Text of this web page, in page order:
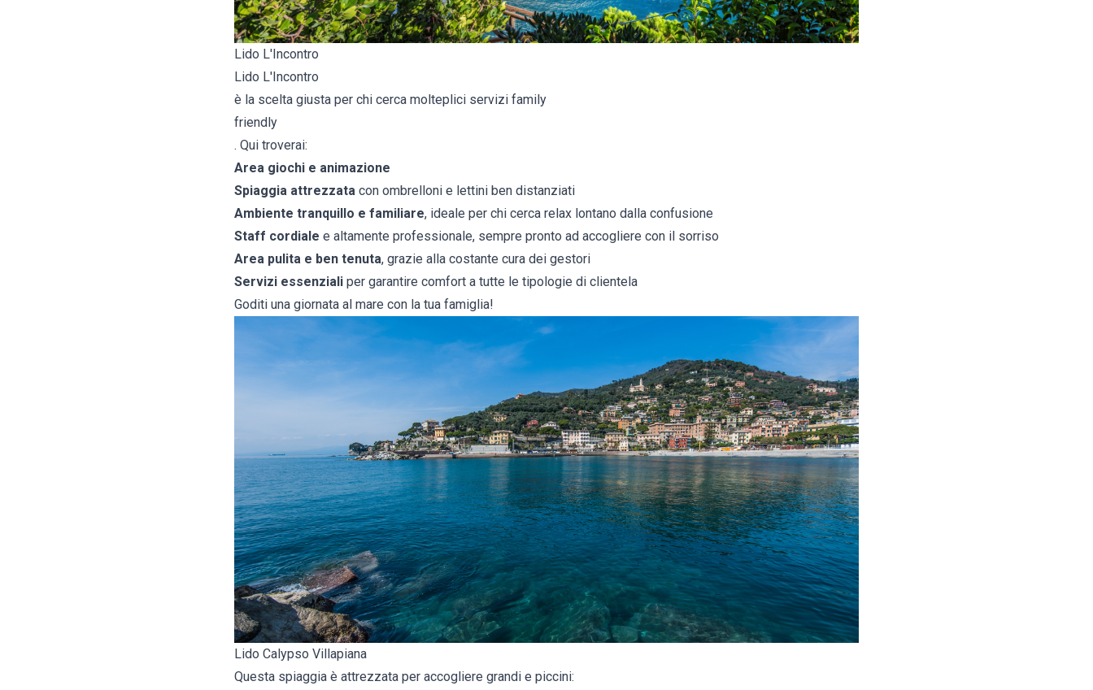
Lido L'Incontro
Lido L'Incontro
è la scelta giusta per chi cerca molteplici servizi family
friendly
. Qui troverai:
Area giochi e animazione
Spiaggia attrezzata con ombrelloni e lettini ben distanziati
Ambiente tranquillo e familiare, ideale per chi cerca relax lontano dalla confusione
Staff cordiale e altamente professionale, sempre pronto ad accogliere con il sorriso
Area pulita e ben tenuta, grazie alla costante cura dei gestori
Servizi essenziali per garantire comfort a tutte le tipologie di clientela
Goditi una giornata al mare con la tua famiglia!
Lido Calypso Villapiana
Questa spiaggia è attrezzata per accogliere grandi e piccini: